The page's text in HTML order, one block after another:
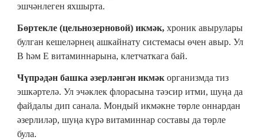
эшчәнлеген яхшырта.
Бөртекле (цельнозерновой) икмәк, хроник авырулары
булган кешеләрнең ашкайнату системасы өчен авыр. Ул
В һәм Е витаминнарына, клетчаткага бай.
Чүпрәдән башка әзерләнгән икмәк организмда тиз
эшкәртелә. Ул эчәклек флорасына тәэсир итми, шуңа да
файдалы дип санала. Мондый икмәкне төрле оннардан
әзерлиләр, шуңа күрә витаминнар составы да төрле
була.